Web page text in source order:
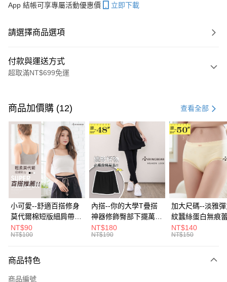
App 結帳可享專屬活動優惠價 立即下載
請選擇商品選項
付款與運送方式
超取滿NT$699免運
信用卡一次付款
超商取貨付款
LINE Pay
Apple Pay
街口支付
悠遊付
Google Pay
全盈+PAY
大哥付你分期
商品加價購 (12) 查看全部
小可愛--舒適百搭修身
莫代爾棉短版細肩帶素
色背心(白.黑.灰L-2L)-
U582眼圈熊中大尺碼
NT$90
NT$100
內搭--你的大學T疊搭
神器修飾臀部下擺萬用
內搭裙/遮臀裙(黑2L-
6L)-Q155眼圈熊中大
NT$180
NT$190
加大尺碼--淡雅
紋蠶絲蛋白無痕
角內褲(白.粉.藍.
3L)-L28眼圈熊中
NT$140
NT$150
商品特色
商品編號